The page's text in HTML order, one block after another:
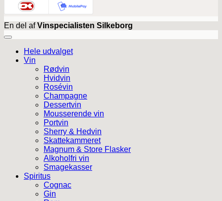
En del afVinspecialisten Silkeborg
Hele udvalget
Vin
Rødvin
Hvidvin
Rosévin
Champagne
Dessertvin
Mousserende vin
Portvin
Sherry & Hedvin
Skattekammeret
Magnum & Store Flasker
Alkoholfri vin
Smagekasser
Spiritus
Cognac
Gin